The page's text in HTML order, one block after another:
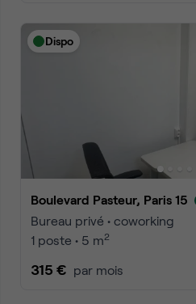
Dispo
Boulevard Pasteur, Paris 15
Bureau privé • coworking
1 poste • 5 m2
315 € par mois